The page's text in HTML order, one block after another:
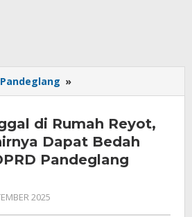
Pandeglang »
Tahun
di
Rumah
Reyot,
Umainah
Bedah
di Rumah Reyot,
Dapat Bedah
Pandeglang
2025